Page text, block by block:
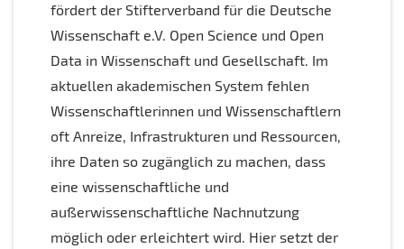
fördert der Stifterverband für die Deutsche
Wissenschaft e.V. Open Science und Open
Data in Wissenschaft und Gesellschaft. Im
aktuellen akademischen System fehlen
Wissenschaftlerinnen und Wissenschaftlern
oft Anreize, Infrastrukturen und Ressourcen,
ihre Daten so zugänglich zu machen, dass
eine wissenschaftliche und
außerwissenschaftliche Nachnutzung
möglich oder erleichtert wird. Hier setzt der